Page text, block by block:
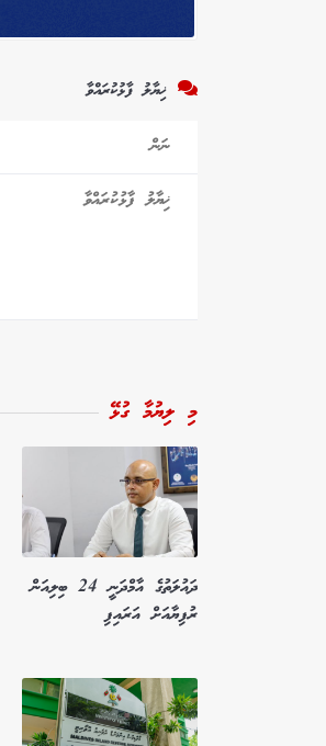
ޚިޔާލު ފާޅުކުރައްވާ
މި ލިޔުމާ ގުޅޭ
ދައުލަތުގެ އާމްދަނީ 24 ބިލިއަން
ރުފިޔާއަށް އަރައިފި